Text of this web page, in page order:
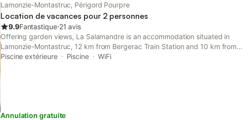
Lamonzie-Montastruc, Périgord Pourpre
Location de vacances pour 2 personnes
9.9Fantastique⋅21 avis
Offering garden views, La Salamandre is an accommodation situated in
Lamonzie-Montastruc, 12 km from Bergerac Train Station and 10 km from
Château Les Merles Golf Course. This property offers access to a terrace, free
Piscine extérieure Piscine WiFi
Annulation gratuite